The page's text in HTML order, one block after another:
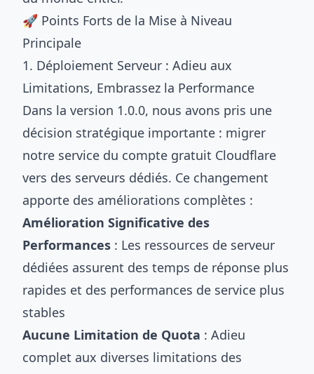
🚀 Points Forts de la Mise à Niveau
Principale
1. Déploiement Serveur : Adieu aux
Limitations, Embrassez la Performance
Dans la version 1.0.0, nous avons pris une
décision stratégique importante : migrer
notre service du compte gratuit Cloudflare
vers des serveurs dédiés. Ce changement
apporte des améliorations complètes :
Amélioration Significative des
Performances : Les ressources de serveur
dédiées assurent des temps de réponse plus
rapides et des performances de service plus
stables
Aucune Limitation de Quota : Adieu
complet aux diverses limitations des